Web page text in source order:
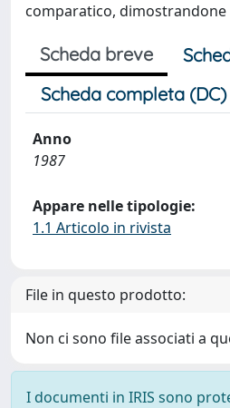
comparatico,
Scheda breve
Scheda completa (DC)
Anno
1987
Appare nelle tipologie:
1.1 Articolo in rivista
File in questo prodotto:
Non ci sono file associati a
I documenti in IRIS sono